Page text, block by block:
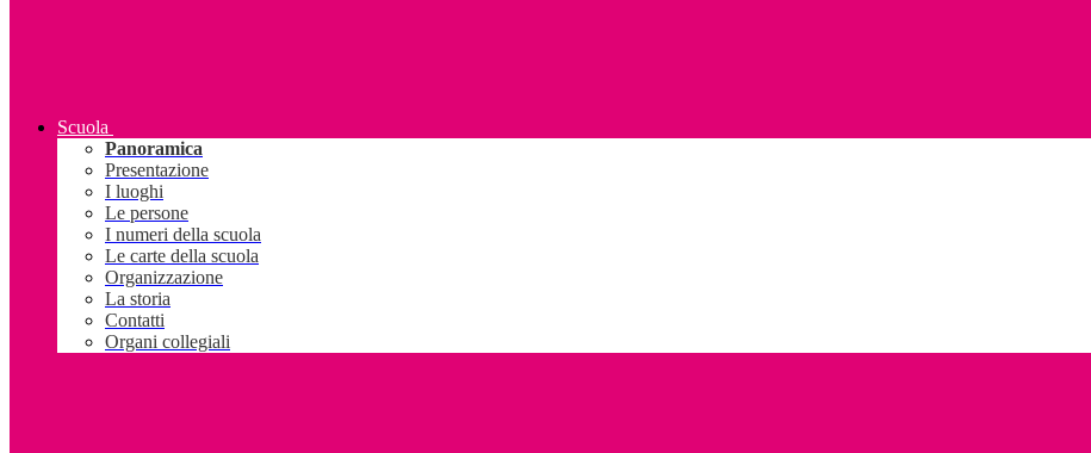
Scuola
Panoramica
Presentazione
I luoghi
Le persone
I numeri della scuola
Le carte della scuola
Organizzazione
La storia
Contatti
Organi collegiali